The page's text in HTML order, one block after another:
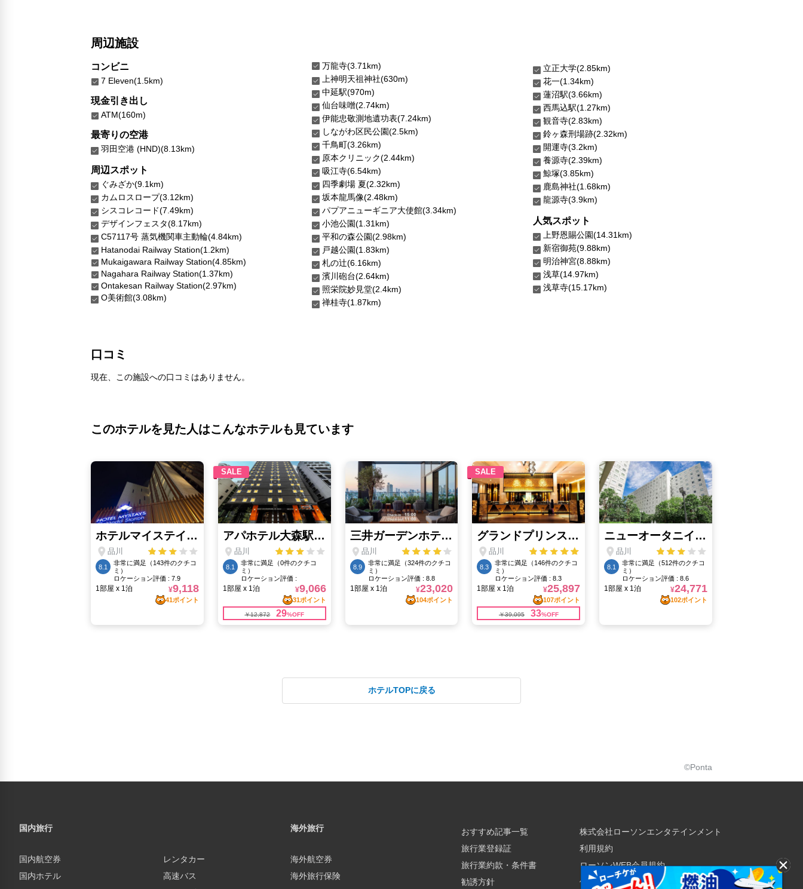
周辺施設
コンビニ
7 Eleven(1.5km)
現金引き出し
ATM(160m)
最寄りの空港
羽田空港 (HND)(8.13km)
周辺スポット
ぐみざか(9.1km)
カムロスロープ(3.12km)
シスコレコード(7.49km)
デザインフェスタ(8.17km)
C57117号 蒸気機関車主動輪(4.84km)
Hatanodai Railway Station(1.2km)
Mukaigawara Railway Station(4.85km)
Nagahara Railway Station(1.37km)
Ontakesan Railway Station(2.97km)
O美術館(3.08km)
万龍寺(3.71km)
上神明天祖神社(630m)
中延駅(970m)
仙台味噌(2.74km)
伊能忠敬測地遺功表(7.24km)
しながわ区民公園(2.5km)
千鳥町(3.26km)
原本クリニック(2.44km)
吸江寺(6.54km)
四季劇場 夏(2.32km)
坂本龍馬像(2.48km)
パプアニューギニア大使館(3.34km)
小池公園(1.31km)
平和の森公園(2.98km)
戸越公園(1.83km)
札の辻(6.16km)
濱川砲台(2.64km)
照栄院妙見堂(2.4km)
禅桂寺(1.87km)
立正大学(2.85km)
花一(1.34km)
蓮沼駅(3.66km)
西馬込駅(1.27km)
観音寺(2.83km)
鈴ヶ森刑場跡(2.32km)
開運寺(3.2km)
養源寺(2.39km)
鯨塚(3.85km)
鹿島神社(1.68km)
龍源寺(3.9km)
人気スポット
上野恩賜公園(14.31km)
新宿御苑(9.88km)
明治神宮(8.88km)
浅草(14.97km)
浅草寺(15.17km)
口コミ
現在、この施設への口コミはありません。
このホテルを見た人はこんなホテルも見ています
ホテルTOPに戻る
©Ponta
国内旅行
国内航空券
国内ホテル
レンタカー
高速バス
海外旅行
海外航空券
海外旅行保険
おすすめ記事一覧
旅行業登録証
旅行業約款・条件書
勧誘方針
株式会社ローソンエンタテインメント
利用規約
ローソンWEB会員規約
個人情報の取り扱いについて